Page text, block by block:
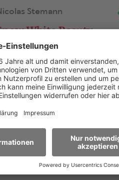
Stemann
White Beauty
Beauty Queen
recommendation